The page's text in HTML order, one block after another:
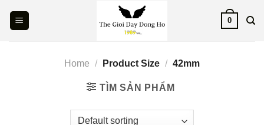
0
Home / Product Size / 42mm
TÌM SẢN PHẨM